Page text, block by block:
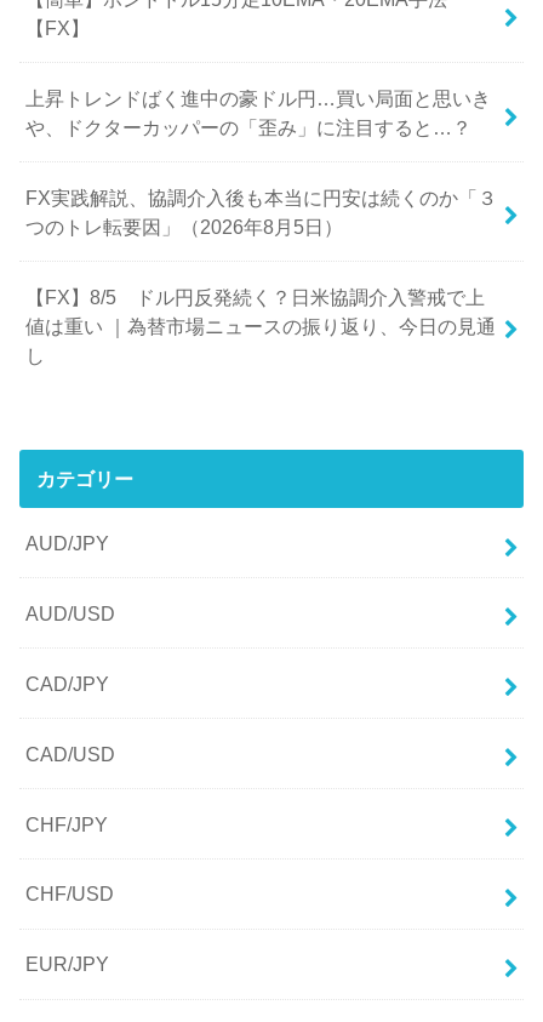
【FX】
上昇トレンドばく進中の豪ドル円…買い局面と思いき
や、ドクターカッパーの「歪み」に注目すると…？
FX実践解説、協調介入後も本当に円安は続くのか「３
つのトレ転要因」（2026年8月5日）
【FX】8/5 ドル円反発続く？日米協調介入警戒で上
値は重い ｜為替市場ニュースの振り返り、今日の見通
し
カテゴリー
AUD/JPY
AUD/USD
CAD/JPY
CAD/USD
CHF/JPY
CHF/USD
EUR/JPY